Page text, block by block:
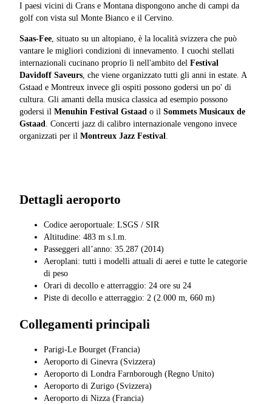
I paesi vicini di Crans e Montana dispongono anche di campi da
golf con vista sul Monte Bianco e il Cervino.
Saas-Fee , situato su un altopiano, è la località svizzera che può
vantare le migliori condizioni di innevamento. I cuochi stellati
internazionali cucinano proprio lì nell'ambito del Festival
Davidoff Saveurs , che viene organizzato tutti gli anni in estate. A
Gstaad e Montreux invece gli ospiti possono godersi un po' di
cultura. Gli amanti della musica classica ad esempio possono
godersi il Menuhin Festival Gstaad o il Sommets Musicaux de
Gstaad . Concerti jazz di calibro internazionale vengono invece
organizzati per il Montreux Jazz Festival
Dettagli aeroporto
Codice aeroportuale: LSGS / SIR
Altitudine: 483 m s.l.m.
Passeggeri all’anno: 35.287 (2014)
Aeroplani: tutti i modelli attuali di aerei e tutte le categorie
di peso
Orari di decollo e atterraggio: 24 ore su 24
Piste di decollo e atterraggio: 2 (2.000 m, 660 m)
Collegamenti principali
Parigi-Le Bourget (Francia)
Aeroporto di Ginevra (Svizzera)
Aeroporto di Londra Farnborough (Regno Unito)
Aeroporto di Zurigo (Svizzera)
Aeroporto di Nizza (Francia)